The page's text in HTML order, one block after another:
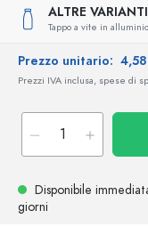
ALTRE VARIANTI
Tappo a vite in
Prezzo unitario:
Prezzi IVA inclusa, spese di
Disponibile
giorni